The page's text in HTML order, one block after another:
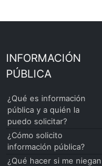
INFORMACIÓN
PÚBLICA
¿Qué es información
pública y a quién la
puedo solicitar?
¿Cómo solicito
información pública?
¿Qué hacer si me niegan